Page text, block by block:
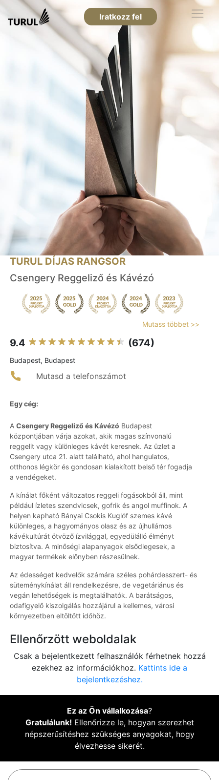
Iratkozz fel
TURUL DÍJAS RANGSOR
Csengery Reggeliző és Kávézó
Mutass többet >>
9.4 (674)
Budapest, Budapest
Mutasd a telefonszámot
Egy cég:
A Csengery Reggeliző és Kávézó Budapest
központjában várja azokat, akik magas színvonalú
reggelit vagy különleges kávét keresnek. Az üzlet a
Csengery utca 21. alatt található, ahol hangulatos,
otthonos légkör és gondosan kialakított belső tér fogadja
a vendégeket.
A kínálat főként változatos reggeli fogásokból áll, mint
például ízletes szendvicsek, gofrik és angol muffinok. A
helyen kapható Bányai Csokis Kuglóf szemes kávé
különleges, a hagyományos olasz és az újhullámos
kávékultúrát ötvöző ízvilággal, egyedülálló élményt
biztosítva. A minőségi alapanyagok elsődlegesek, a
magyar termékek előnyben részesülnek.
Az édességet kedvelők számára széles pohárdesszert- és
süteménykínálat áll rendelkezésre, de vegetáriánus és
vegán lehetőségek is megtalálhatók. A barátságos,
odafigyelő kiszolgálás hozzájárul a kellemes, városi
környezetben eltöltött időhöz.
Ellenőrzött weboldalak
Csak a bejelentkezett felhasználók férhetnek hozzá
ezekhez az információkhoz. Kattints ide a
bejelentkezéshez.
Ez az Ön vállalkozása?
Gratulálunk! Ellenőrizze le, hogyan szerezhet
népszerűsítéshez szükséges anyagokat, hogy
élvezhesse sikerét.